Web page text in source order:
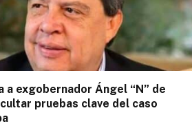
a exgobernador Ángel “N” de
pruebas clave del caso